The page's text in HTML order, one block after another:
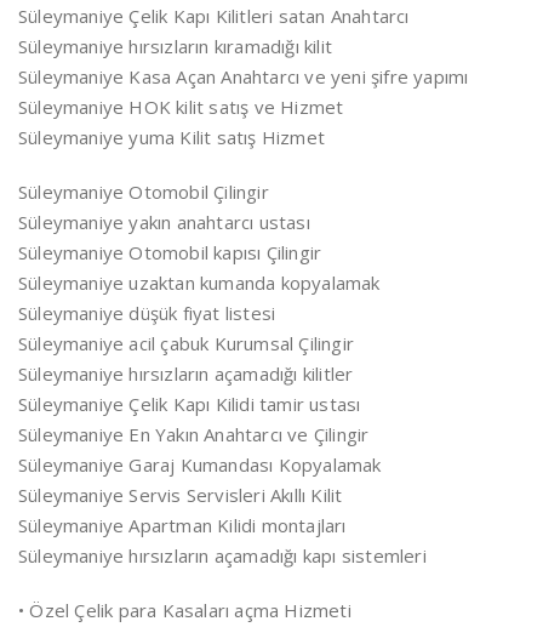
Süleymaniye Çelik Kapı Kilitleri satan Anahtarcı
Süleymaniye hırsızların kıramadığı kilit
Süleymaniye Kasa Açan Anahtarcı ve yeni şifre yapımı
Süleymaniye HOK kilit satış ve Hizmet
Süleymaniye yuma Kilit satış Hizmet
Süleymaniye Otomobil Çilingir
Süleymaniye yakın anahtarcı ustası
Süleymaniye Otomobil kapısı Çilingir
Süleymaniye uzaktan kumanda kopyalamak
Süleymaniye düşük fiyat listesi
Süleymaniye acil çabuk Kurumsal Çilingir
Süleymaniye hırsızların açamadığı kilitler
Süleymaniye Çelik Kapı Kilidi tamir ustası
Süleymaniye En Yakın Anahtarcı ve Çilingir
Süleymaniye Garaj Kumandası Kopyalamak
Süleymaniye Servis Servisleri Akıllı Kilit
Süleymaniye Apartman Kilidi montajları
Süleymaniye hırsızların açamadığı kapı sistemleri
• Özel Çelik para Kasaları açma Hizmeti